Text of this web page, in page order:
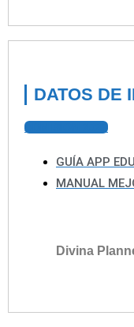
DATOS DE
ADMISIÓN 2027
GUÍA APP
MANUAL
Divina